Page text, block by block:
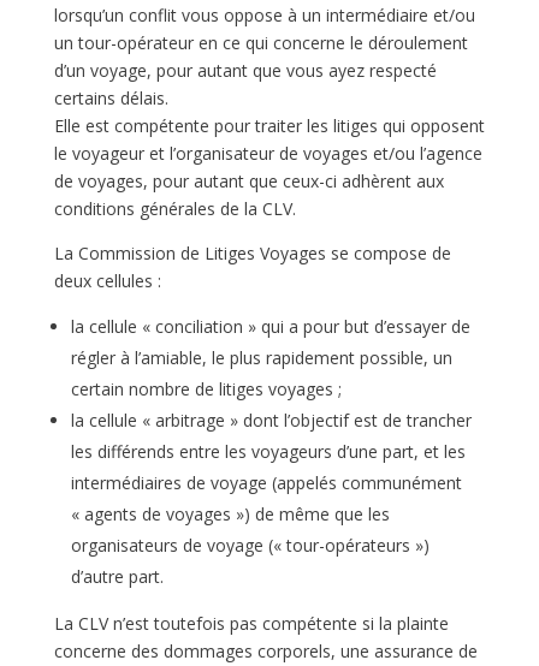
lorsqu’un conflit vous oppose à un intermédiaire et/ou
un tour-opérateur en ce qui concerne le déroulement
d’un voyage, pour autant que vous ayez respecté
certains délais.
Elle est compétente pour traiter les litiges qui opposent
le voyageur et l’organisateur de voyages et/ou l’agence
de voyages, pour autant que ceux-ci adhèrent aux
conditions générales de la CLV.
La Commission de Litiges Voyages se compose de
deux cellules :
la cellule « conciliation » qui a pour but d’essayer de
régler à l’amiable, le plus rapidement possible, un
certain nombre de litiges voyages ;
la cellule « arbitrage » dont l’objectif est de trancher
les différends entre les voyageurs d’une part, et les
intermédiaires de voyage (appelés communément
« agents de voyages ») de même que les
organisateurs de voyage (« tour-opérateurs »)
d’autre part.
La CLV n’est toutefois pas compétente si la plainte
concerne des dommages corporels, une assurance de